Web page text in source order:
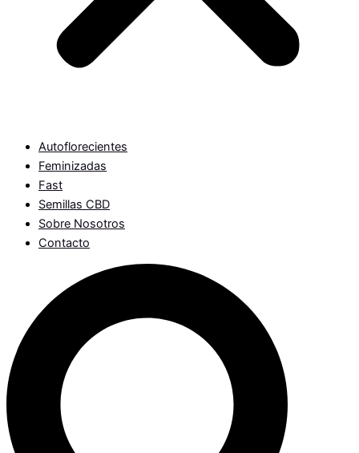
Autoflorecientes
Feminizadas
Fast
Semillas CBD
Sobre Nosotros
Contacto